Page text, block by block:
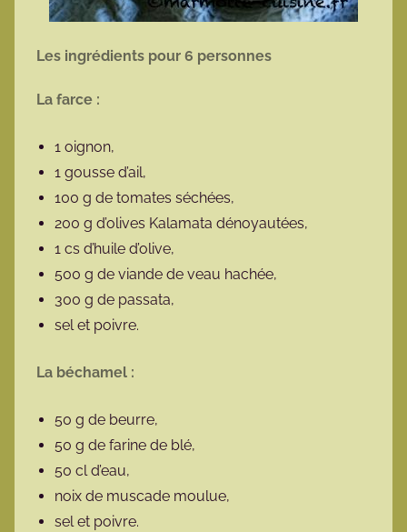
Les ingrédients pour 6 personnes
La farce :
1 oignon,
1 gousse d’ail,
100 g de tomates séchées,
200 g d’olives Kalamata dénoyautées,
1 cs d’huile d’olive,
500 g de viande de veau hachée,
300 g de passata,
sel et poivre.
La béchamel :
50 g de beurre,
50 g de farine de blé,
50 cl d’eau,
noix de muscade moulue,
sel et poivre.